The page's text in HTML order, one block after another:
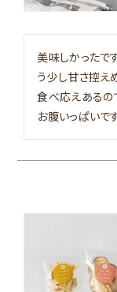
美味しかったで
う少し甘さ控え
食べ応えあるの
お腹いっぱいです